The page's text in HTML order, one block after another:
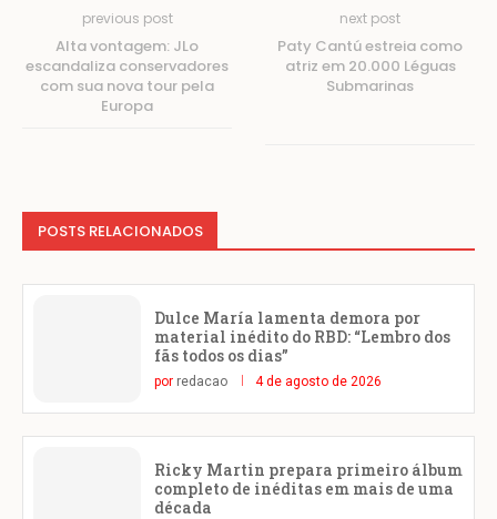
previous post
Alta vontagem: JLo
escandaliza conservadores
com sua nova tour pela
Europa
next post
Paty Cantú estreia como
atriz em 20.000 Léguas
Submarinas
POSTS RELACIONADOS
Dulce María lamenta demora por
material inédito do RBD: “Lembro dos
fãs todos os dias”
por redacao 4 de agosto de 2026
Ricky Martin prepara primeiro álbum
completo de inéditas em mais de uma
década